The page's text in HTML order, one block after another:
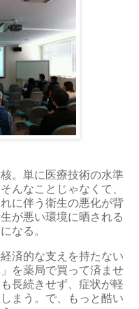
。単に医療技術の水準
んなことじゃなくて、
に伴う衛生の悪化が背
が悪い環境に晒される
なる。
済的な支えを持たない
を薬局で買って済ませ
長続きせず、症状が軽
まう。で、もっと酷い